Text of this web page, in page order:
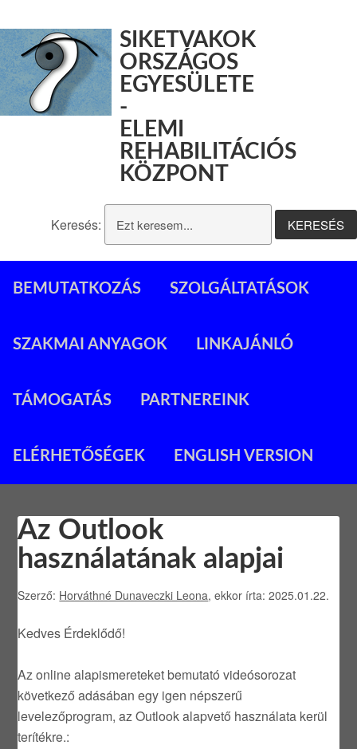
SIKETVAKOK
ORSZÁGOS
EGYESÜLETE
-
ELEMI
REHABILITÁCIÓS
KÖZPONT
Keresés:
BEMUTATKOZÁS SZOLGÁLTATÁSOK
SZAKMAI ANYAGOK LINKAJÁNLÓ
TÁMOGATÁS PARTNEREINK
ELÉRHETŐSÉGEK ENGLISH VERSION
Az Outlook
használatának alapjai
Szerző: Horváthné Dunaveczki Leona, ekkor írta: 2025.01.22.
Kedves Érdeklődő!
Az online alapismereteket bemutató videósorozat
következő adásában egy igen népszerű
levelezőprogram, az Outlook alapvető használata kerül
terítékre.: